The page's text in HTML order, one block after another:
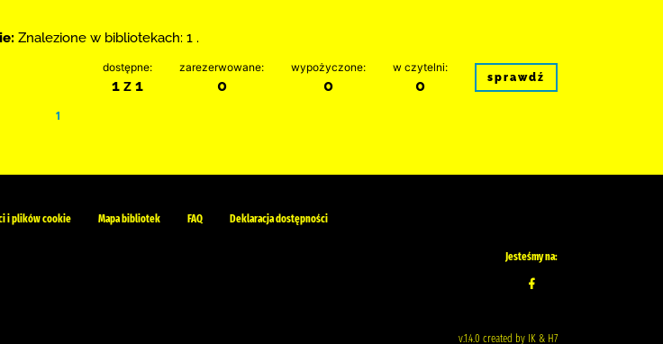
Znalezione w bibliotekach: 1 .
dostępne:
1 z 1
zarezerwowane:
0
wypożyczone:
0
w czytelni:
0 sprawdź
1
i plików cookie Mapa bibliotek FAQ Deklaracja dostępności
Jesteśmy na:
v.1.4.0 created by IK & H7